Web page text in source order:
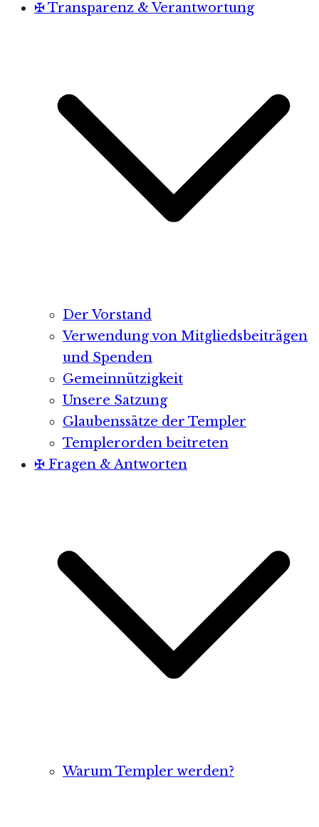
✠ Transparenz & Verantwortung
Der Vorstand
Verwendung von Mitgliedsbeiträgen
und Spenden
Gemeinnützigkeit
Unsere Satzung
Glaubenssätze der Templer
Templerorden beitreten
✠ Fragen & Antworten
Warum Templer werden?